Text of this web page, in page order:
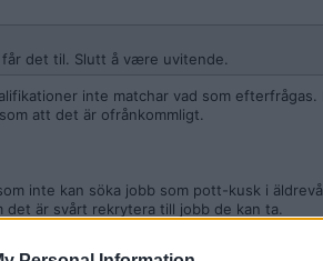
det til. Slutt å være uvitende.
inte matchar vad som efterfrågas.
att det är ofrånkommligt.
inte kan söka jobb som pott-kusk i
det är svårt rekrytera till jobb de kan ta.